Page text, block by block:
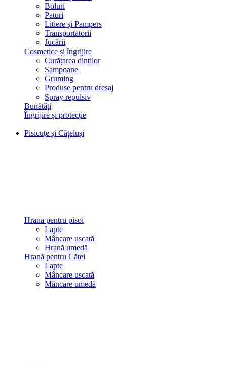
Boluri
Paturi
Litiere și Pampers
Transportatorii
Jucării
Cosmetice și îngrijire
Curățarea dinților
Șampoane
Gruming
Produse pentru dresaj
Spray repulsiv
Bunătăți
Îngrijire și protecție
Pisicuțe și Cățeluși
Hrana pentru pisoi
Lapte
Mâncare uscată
Hrană umedă
Hrană pentru Căței
Lapte
Mâncare uscată
Mâncare umedă